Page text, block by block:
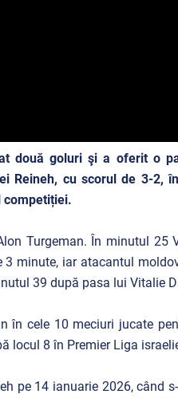
două goluri şi a oferit o
Reineh, cu scorul de 3-2,
competiției.
Turgeman. În minutul 25
minute, iar atacantul
39 după pasa lui Vitalie
cele 10 meciuri jucate
locul 8 în Premier Liga
pe 14 ianuarie 2026, când